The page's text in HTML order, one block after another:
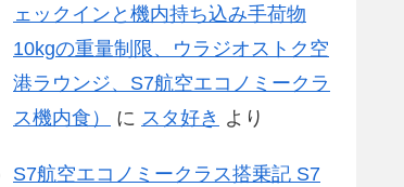
ェックインと機内持ち込み手荷物
10kgの重量制限、ウラジオストク空
港ラウンジ、S7航空エコノミークラ
ス機内食）
に スタ好き より
S7航空エコノミークラス搭乗記 S7